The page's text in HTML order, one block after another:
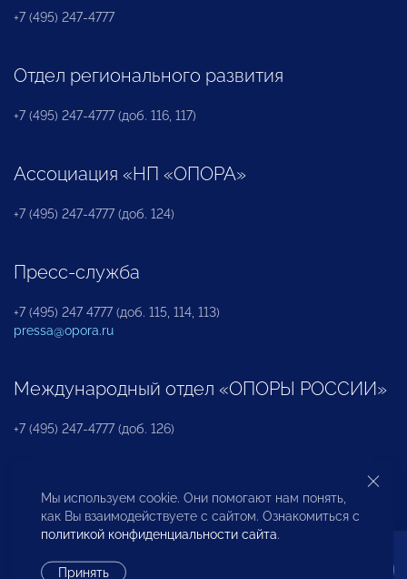
+7 (495) 247-4777
Отдел регионального развития
+7 (495) 247-4777 (доб. 116, 117)
Ассоциация «НП «ОПОРА»
+7 (495) 247-4777 (доб. 124)
Пресс-служба
+7 (495) 247 4777 (доб. 115, 114, 113)
pressa@opora.ru
Международный отдел «ОПОРЫ РОССИИ»
+7 (495) 247-4777 (доб. 126)
Бюро по защите прав предпринимателей и
инвесторов
Мы используем cookie. Они помогают нам понять,
как Вы взаимодействуете с сайтом. Ознакомиться с
политикой конфиденциальности сайта.
Принять